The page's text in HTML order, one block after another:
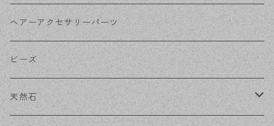
その他
花座・ビーズキャップ
チェーン
その他
アクリル・プラ
ファーボール
リボン
リボン金具
ヘアーアクセサリーパーツ
ビーズ
天然石